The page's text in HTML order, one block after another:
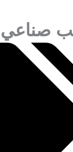
صناعي